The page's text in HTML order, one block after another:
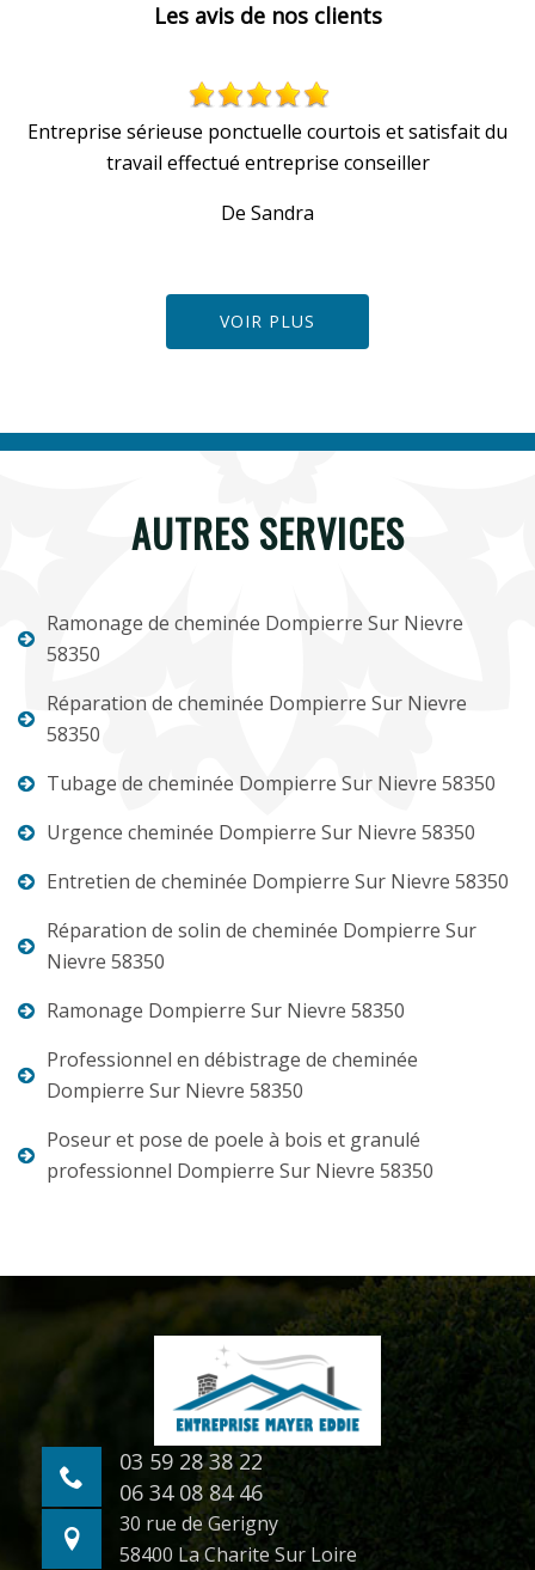
Les avis de nos clients
Entreprise sérieuse ponctuelle courtois et satisfait du
travail effectué entreprise conseiller
De Sandra
VOIR PLUS
AUTRES SERVICES
Ramonage de cheminée Dompierre Sur Nievre
58350
Réparation de cheminée Dompierre Sur Nievre
58350
Tubage de cheminée Dompierre Sur Nievre 58350
Urgence cheminée Dompierre Sur Nievre 58350
Entretien de cheminée Dompierre Sur Nievre 58350
Réparation de solin de cheminée Dompierre Sur
Nievre 58350
Ramonage Dompierre Sur Nievre 58350
Professionnel en débistrage de cheminée
Dompierre Sur Nievre 58350
Poseur et pose de poele à bois et granulé
professionnel Dompierre Sur Nievre 58350
03 59 28 38 22
06 34 08 84 46
30 rue de Gerigny
58400 La Charite Sur Loire